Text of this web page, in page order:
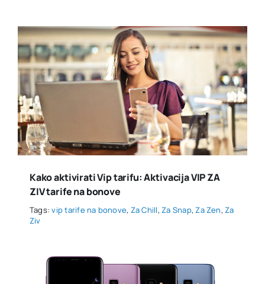
Kako aktivirati Vip tarifu: Aktivacija VIP ZA
ZIV tarife na bonove
Tags:vip tarife na bonove, Za Chill,Za Snap,Za Zen,Za
Ziv